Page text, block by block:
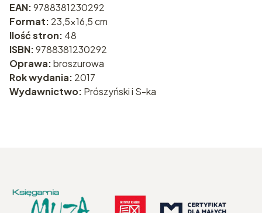
EAN:9788381230292
Format: 23,5x16,5 cm
Ilość stron: 48
ISBN:9788381230292
Oprawa:broszurowa
Rok wydania: 2017
Wydawnictwo: Prószyński i S-ka